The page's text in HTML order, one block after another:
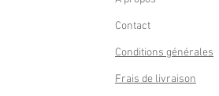
Contact
Conditions générales
Frais de livraison